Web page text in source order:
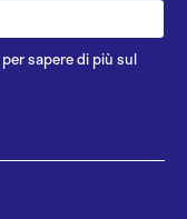
per sapere di più sul